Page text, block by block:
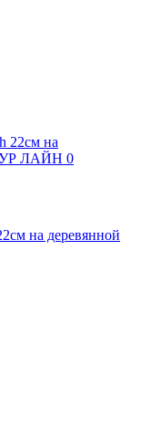
на деревянной